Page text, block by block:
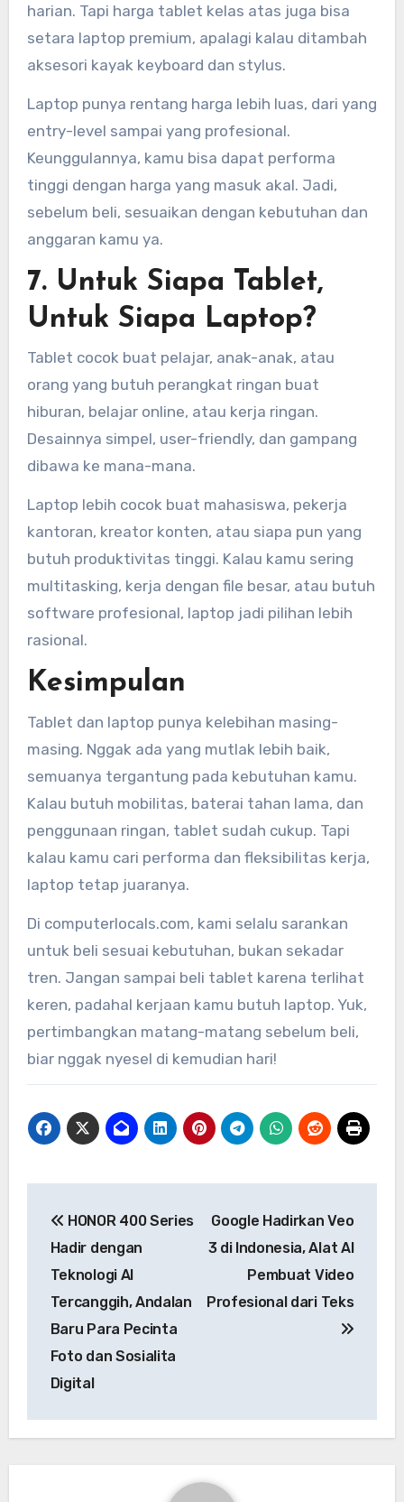
harian. Tapi harga tablet kelas atas juga bisa
setara laptop premium, apalagi kalau ditambah
aksesori kayak keyboard dan stylus.
Laptop punya rentang harga lebih luas, dari yang
entry-level sampai yang profesional.
Keunggulannya, kamu bisa dapat performa
tinggi dengan harga yang masuk akal. Jadi,
sebelum beli, sesuaikan dengan kebutuhan dan
anggaran kamu ya.
7. Untuk Siapa Tablet,
Untuk Siapa Laptop?
Tablet cocok buat pelajar, anak-anak, atau
orang yang butuh perangkat ringan buat
hiburan, belajar online, atau kerja ringan.
Desainnya simpel, user-friendly, dan gampang
dibawa ke mana-mana.
Laptop lebih cocok buat mahasiswa, pekerja
kantoran, kreator konten, atau siapa pun yang
butuh produktivitas tinggi. Kalau kamu sering
multitasking, kerja dengan file besar, atau butuh
software profesional, laptop jadi pilihan lebih
rasional.
Kesimpulan
Tablet dan laptop punya kelebihan masing-
masing. Nggak ada yang mutlak lebih baik,
semuanya tergantung pada kebutuhan kamu.
Kalau butuh mobilitas, baterai tahan lama, dan
penggunaan ringan, tablet sudah cukup. Tapi
kalau kamu cari performa dan fleksibilitas kerja,
laptop tetap juaranya.
Di computerlocals.com, kami selalu sarankan
untuk beli sesuai kebutuhan, bukan sekadar
tren. Jangan sampai beli tablet karena terlihat
keren, padahal kerjaan kamu butuh laptop. Yuk,
pertimbangkan matang-matang sebelum beli,
biar nggak nyesel di kemudian hari!
pos
HONOR 400 Series
Hadir dengan
Teknologi AI
Tercanggih, Andalan
Baru Para Pecinta
Foto dan Sosialita
Digital
Google Hadirkan Veo
3 di Indonesia, Alat AI
Pembuat Video
Profesional dari Teks